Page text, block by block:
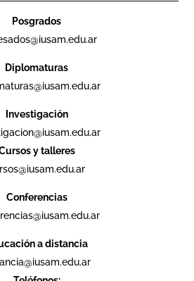
Posgrados
Diplomaturas
Investigación
y talleres
Conferencias
a distancia